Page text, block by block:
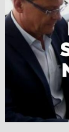
WESPRZYJ